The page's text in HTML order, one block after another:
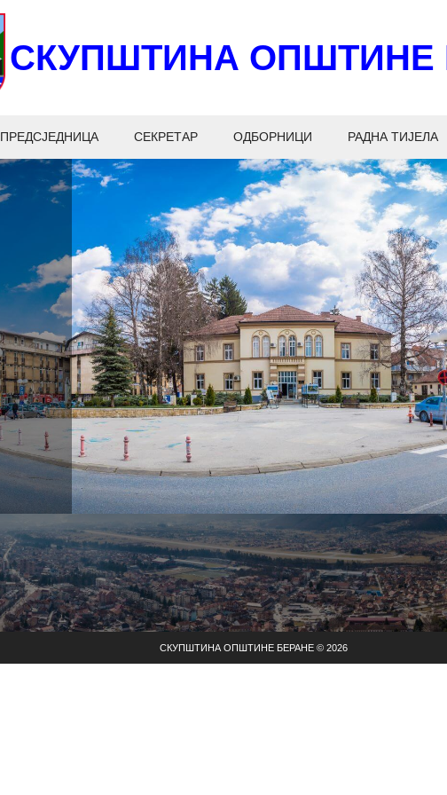
СКУПШТИНА ОПШТИНЕ
ПРЕДСЈЕДНИЦА СЕКРЕТАР ОДБОРНИЦИ РАДНА ТИЈЕЛА
СКУПШТИНА ОПШТИНЕ БЕРАНЕ © 2026